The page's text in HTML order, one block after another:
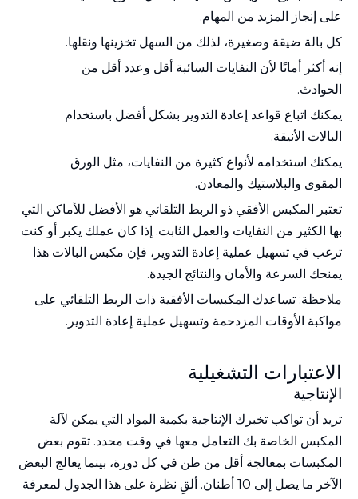
على إنجاز المزيد من المهام.
كل بالة ضيقة وصغيرة، لذلك من السهل تخزينها ونقلها.
إنه أكثر أمانًا لأن النفايات السائبة أقل وعدد أقل من
الحوادث.
يمكنك اتباع قواعد إعادة التدوير بشكل أفضل باستخدام
البالات الأنيقة.
يمكنك استخدامه لأنواع كثيرة من النفايات، مثل الورق
المقوى والبلاستيك والمعادن.
تعتبر المكبس الأفقي ذو الربط التلقائي هو الأفضل للأماكن التي
بها الكثير من النفايات والعمل الثابت. إذا كان عملك يكبر أو كنت
ترغب في تسهيل عملية إعادة التدوير، فإن مكبس البالات هذا
يمنحك السرعة والأمان والنتائج الجيدة.
ملاحظة: تساعدك المكبسات الأفقية ذات الربط التلقائي على
مواكبة الأوقات المزدحمة وتسهيل عملية إعادة التدوير.
الاعتبارات التشغيلية
الإنتاجية
تريد أن تواكب تخبرك الإنتاجية بكمية المواد التي يمكن لآلة
المكبس الخاصة بك التعامل معها في وقت محدد. تقوم بعض
المكبسات بمعالجة أقل من طن في كل دورة، بينما يعالج البعض
الآخر ما يصل إلى 10 أطنان. ألقِ نظرة على هذا الجدول لمعرفة